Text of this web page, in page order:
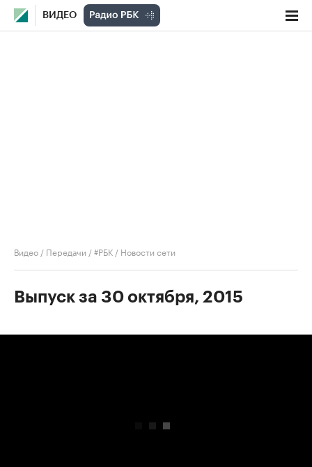
ВИДЕО
Видео / Передачи /#РБК / Новости сети
Выпуск за 30 октября, 2015